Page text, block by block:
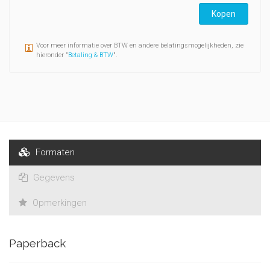
Kopen
Voor meer informatie over BTW en andere belatingsmogelijkheden, zie
hieronder "Betaling & BTW".
Formaten
Gegevens
Opmerkingen
Paperback